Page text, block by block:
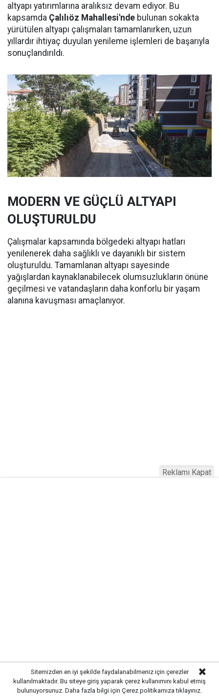
altyapı yatırımlarına aralıksız devam ediyor. Bu
kapsamda Çalılıöz Mahallesi'nde bulunan sokakta
yürütülen altyapı çalışmaları tamamlanırken, uzun
yıllardır ihtiyaç duyulan yenileme işlemleri de başarıyla
sonuçlandırıldı.
MODERN VE GÜÇLÜ ALTYAPI
OLUŞTURULDU
Çalışmalar kapsamında bölgedeki altyapı hatları
yenilenerek daha sağlıklı ve dayanıklı bir sistem
oluşturuldu. Tamamlanan altyapı sayesinde
yağışlardan kaynaklanabilecek olumsuzlukların önüne
geçilmesi ve vatandaşların daha konforlu bir yaşam
alanına kavuşması amaçlanıyor.
Sitemizden en iyi şekilde faydalanabilmeniz için çerezler
kullanılmaktadır. Bu siteye giriş yaparak çerez kullanımını kabul etmiş
bulunuyorsunuz. Daha fazla bilgi için Çerez politikamıza tıklayınız.
Reklamı Kapat